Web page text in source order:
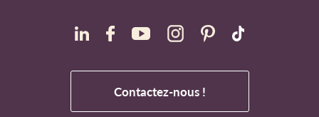
Contactez-nous !